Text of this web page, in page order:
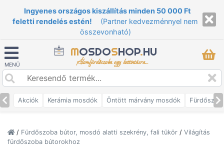
Ingyenes országos kiszállítás minden 50 000 Ft
feletti rendelés estén!
(Partner kedvezménnyel nem
összevonható)
MENÜ
MOSDOSHOP.HU
Álomfürdőszoba egy kattintásra...
Akciók Kerámia mosdók Öntött márvány mosdók
/ Fürdőszoba bútor, mosdó alatti szekrény, fali tükör / Világítás
fürdőszoba bútorokhoz